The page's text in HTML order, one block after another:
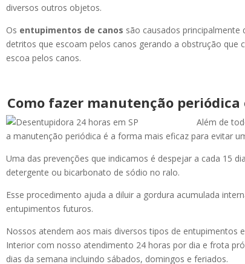
diversos outros objetos.
Os entupimentos de canos são causados
detritos que escoam pelos canos gerando a obstrução que
escoa pelos canos.
Como fazer manutenção
Além de
a manutenção periódica é a forma mais eficaz para evitar
Uma das prevenções que indicamos é despejar a cada 15
detergente ou bicarbonato de sódio no ralo.
Esse procedimento ajuda a diluir a gordura acumulada
entupimentos futuros.
Nossos atendem aos mais diversos tipos de entupimentos
Interior com nosso atendimento 24 horas por dia e frota
dias da semana incluindo sábados, domingos e feriados.